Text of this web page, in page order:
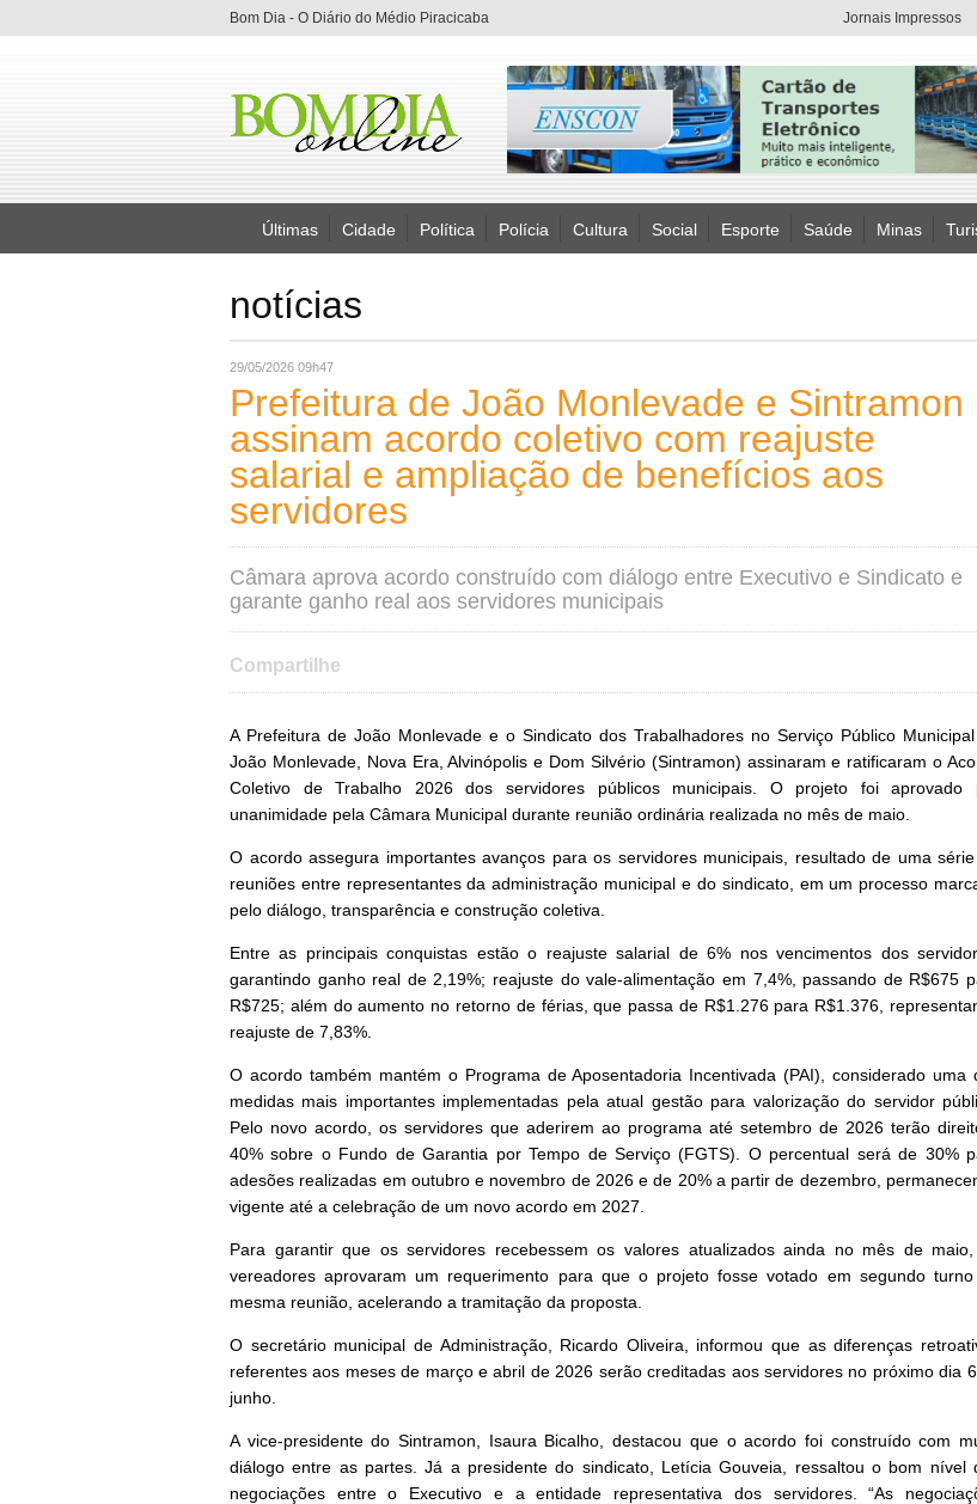
Bom Dia - O Diário do Médio Piracicaba Jornais Impressos
Últimas Cidade Política Polícia Cultura Social Esporte Saúde Minas
notícias
29/05/2026 09h47
Prefeitura de João Monlevade e Sintramon
assinam acordo coletivo com reajuste
salarial e ampliação de benefícios aos
servidores
Câmara aprova acordo construído com diálogo entre Executivo e Sindicato e
garante ganho real aos servidores municipais
Compartilhe
A Prefeitura de João Monlevade e o Sindicato dos Trabalhadores no Serviço Público
João Monlevade, Nova Era, Alvinópolis e Dom Silvério (Sintramon) assinaram e ratificaram o
Coletivo de Trabalho 2026 dos servidores públicos municipais. O projeto foi aprovado
unanimidade pela Câmara Municipal durante reunião ordinária realizada no mês de maio.
O acordo assegura importantes avanços para os servidores municipais, resultado de uma
reuniões entre representantes da administração municipal e do sindicato, em um processo
pelo diálogo, transparência e construção coletiva.
Entre as principais conquistas estão o reajuste salarial de 6% nos vencimentos dos
garantindo ganho real de 2,19%; reajuste do vale-alimentação em 7,4%, passando de R$675
R$725; além do aumento no retorno de férias, que passa de R$1.276 para R$1.376,
reajuste de 7,83%.
O acordo também mantém o Programa de Aposentadoria Incentivada (PAI), considerado uma
medidas mais importantes implementadas pela atual gestão para valorização do servidor
Pelo novo acordo, os servidores que aderirem ao programa até setembro de 2026 terão
40% sobre o Fundo de Garantia por Tempo de Serviço (FGTS). O percentual será de 30%
adesões realizadas em outubro e novembro de 2026 e de 20% a partir de dezembro,
vigente até a celebração de um novo acordo em 2027.
Para garantir que os servidores recebessem os valores atualizados ainda no mês de
vereadores aprovaram um requerimento para que o projeto fosse votado em segundo
mesma reunião, acelerando a tramitação da proposta.
O secretário municipal de Administração, Ricardo Oliveira, informou que as diferenças
referentes aos meses de março e abril de 2026 serão creditadas aos servidores no próximo dia
junho.
A vice-presidente do Sintramon, Isaura Bicalho, destacou que o acordo foi construído com
diálogo entre as partes. Já a presidente do sindicato, Letícia Gouveia, ressaltou o bom nível
negociações entre o Executivo e a entidade representativa dos servidores. “As